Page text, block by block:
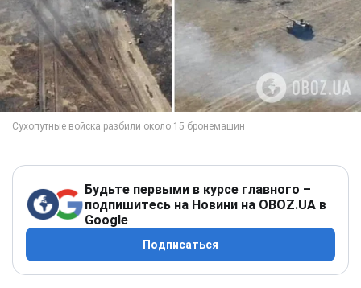
Будьте первыми в курсе главного –
подпишитесь на Новини на OBOZ.UA в
Google
Подписаться